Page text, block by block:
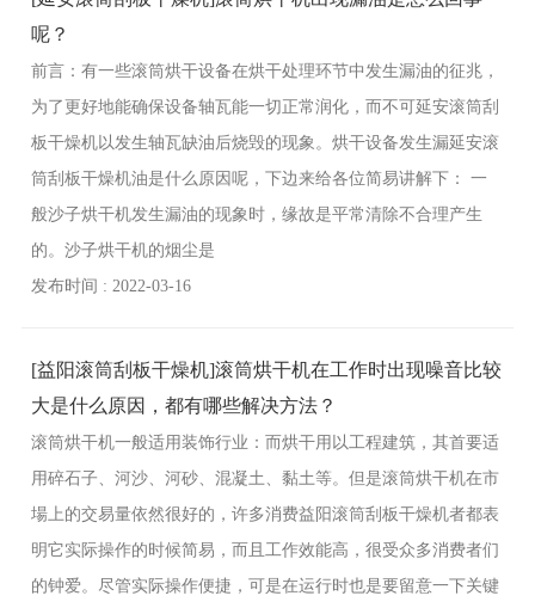
呢？
前言：有一些滚筒烘干设备在烘干处理环节中发生漏油的征兆，
为了更好地能确保设备轴瓦能一切正常润化，而不可延安滚筒刮
板干燥机以发生轴瓦缺油后烧毁的现象。烘干设备发生漏延安滚
筒刮板干燥机油是什么原因呢，下边来给各位简易讲解下： 一
般沙子烘干机发生漏油的现象时，缘故是平常清除不合理产生
的。沙子烘干机的烟尘是
发布时间 : 2022-03-16
[益阳滚筒刮板干燥机]滚筒烘干机在工作时出现噪音比较
大是什么原因，都有哪些解决方法？
滚筒烘干机一般适用装饰行业：而烘干用以工程建筑，其首要适
用碎石子、河沙、河砂、混凝土、黏土等。但是滚筒烘干机在市
場上的交易量依然很好的，许多消费益阳滚筒刮板干燥机者都表
明它实际操作的时候简易，而且工作效能高，很受众多消费者们
的钟爱。尽管实际操作便捷，可是在运行时也是要留意一下关键